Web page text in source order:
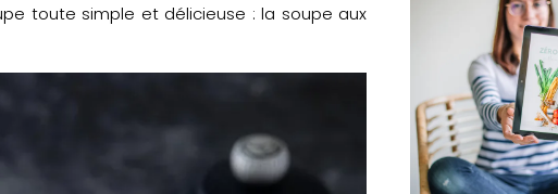
toute simple et délicieuse : la soupe aux